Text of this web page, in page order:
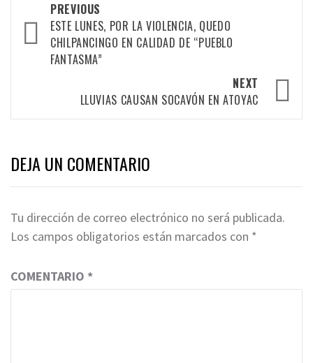
navigation
PREVIOUS
ESTE LUNES, POR LA VIOLENCIA, QUEDO
CHILPANCINGO EN CALIDAD DE “PUEBLO
FANTASMA”
NEXT
LLUVIAS CAUSAN SOCAVÓN EN ATOYAC
DEJA UN COMENTARIO
Tu dirección de correo electrónico no será publicada.
Los campos obligatorios están marcados con *
COMENTARIO *